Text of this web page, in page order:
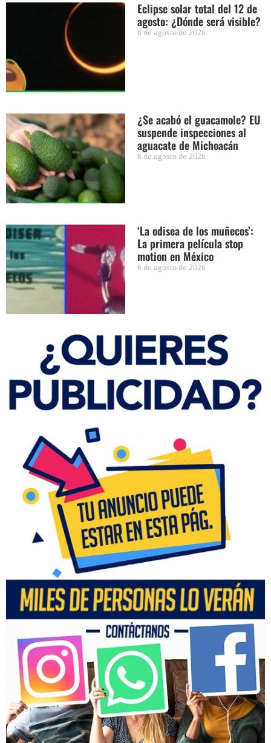
Eclipse solar total del 12 de
agosto: ¿Dónde será visible?
6 de agosto de 2026
¿Se acabó el guacamole? EU
suspende inspecciones al
aguacate de Michoacán
6 de agosto de 2026
‘La odisea de los muñecos’:
La primera película stop
motion en México
6 de agosto de 2026